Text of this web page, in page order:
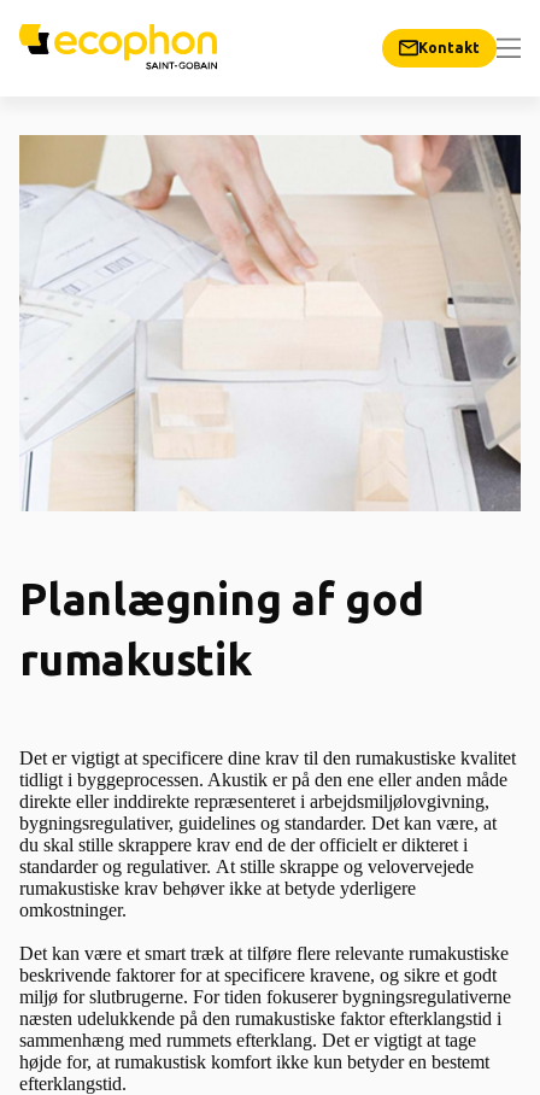
Kontakt
Planlægning af god
rumakustik
Det er vigtigt at specificere dine krav til den rumakustiske kvalitet
tidligt i byggeprocessen. Akustik er på den ene eller anden måde
direkte eller inddirekte repræsenteret i arbejdsmiljølovgivning,
bygningsregulativer, guidelines og standarder. Det kan være, at
du skal stille skrappere krav end de der officielt er dikteret i
standarder og regulativer. At stille skrappe og velovervejede
rumakustiske krav behøver ikke at betyde yderligere
omkostninger.
Det kan være et smart træk at tilføre flere relevante rumakustiske
beskrivende faktorer for at specificere kravene, og sikre et godt
miljø for slutbrugerne. For tiden fokuserer bygningsregulativerne
næsten udelukkende på den rumakustiske faktor efterklangstid i
sammenhæng med rummets efterklang. Det er vigtigt at tage
højde for, at rumakustisk komfort ikke kun betyder en bestemt
efterklangstid.